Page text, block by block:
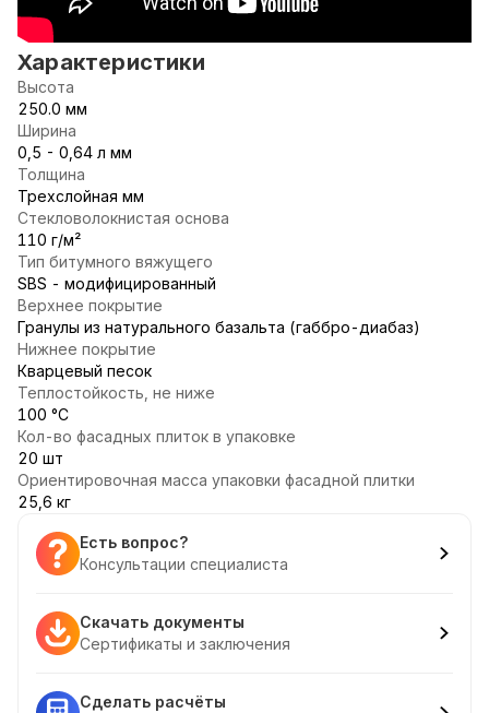
Характеристики
Высота
250.0 мм
Ширина
0,5 - 0,64 л мм
Толщина
Трехслойная мм
Стекловолокнистая основа
110 г/м²
Тип битумного вяжущего
SBS - модифицированный
Верхнее покрытие
Гранулы из натурального базальта (габбро-диабаз)
Нижнее покрытие
Кварцевый песок
Теплостойкость, не ниже
100 °С
Кол-во фасадных плиток в упаковке
20 шт
Ориентировочная масса упаковки фасадной плитки
25,6 кг
Есть вопрос?
Консультации специалиста
Скачать документы
Сертификаты и заключения
Сделать расчёты